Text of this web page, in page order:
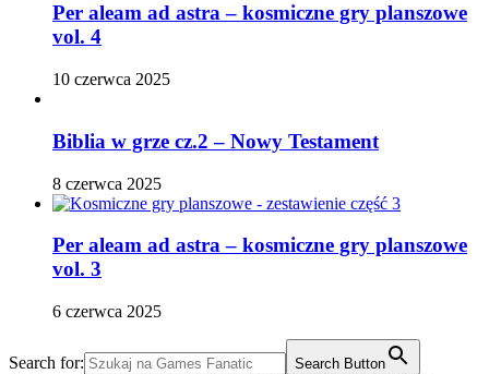
Per aleam ad astra – kosmiczne gry planszowe
vol. 4
10 czerwca 2025
Biblia w grze cz.2 – Nowy Testament
8 czerwca 2025
Per aleam ad astra – kosmiczne gry planszowe
vol. 3
6 czerwca 2025
Search for:
Search Button